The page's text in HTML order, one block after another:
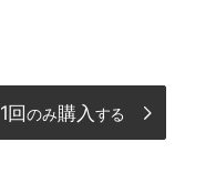
1回のみ購入 する